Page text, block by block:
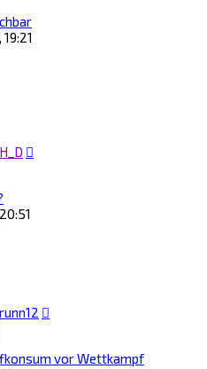
H_D
runn12
vor Wettkampf